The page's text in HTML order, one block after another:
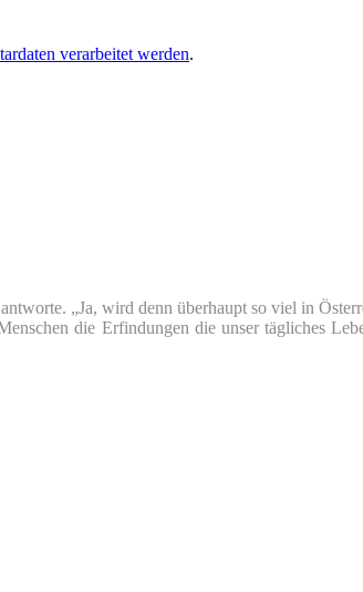
verarbeitet werden.
„Ja, wird denn überhaupt so viel in
die Erfindungen die unser tägliches